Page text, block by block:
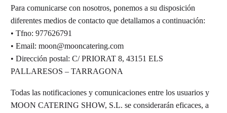
Para comunicarse con nosotros, ponemos a su disposición
diferentes medios de contacto que detallamos a continuación:
• Tfno: 977626791
• Email: moon@mooncatering.com
• Dirección postal: C/ PRIORAT 8, 43151 ELS
PALLARESOS – TARRAGONA
Todas las notificaciones y comunicaciones entre los usuarios y
MOON CATERING SHOW, S.L. se considerarán eficaces, a